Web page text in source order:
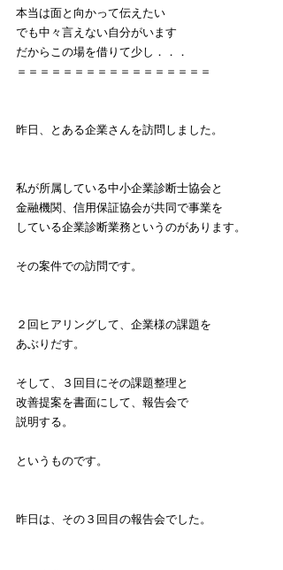
本当は面と向かって伝えたい
でも中々言えない自分がいます
だからこの場を借りて少し．．．
＝＝＝＝＝＝＝＝＝＝＝＝＝＝＝＝＝
昨日、とある企業さんを訪問しました。
私が所属している中小企業診断士協会と
金融機関、信用保証協会が共同で事業を
している企業診断業務というのがあります。
その案件での訪問です。
２回ヒアリングして、企業様の課題を
あぶりだす。
そして、３回目にその課題整理と
改善提案を書面にして、報告会で
説明する。
というものです。
昨日は、その３回目の報告会でした。